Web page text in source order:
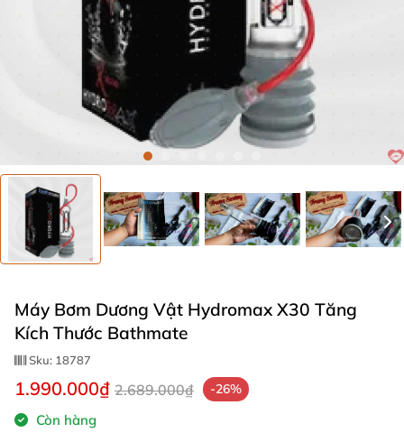
Máy Bơm Dương Vật Hydromax X30 Tăng
Kích Thước Bathmate
Sku: 18787
1.990.000₫ 2.689.000₫ -26%
Còn hàng